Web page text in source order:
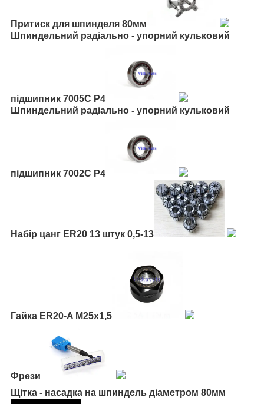
Притиск для шпинделя 80мм
Шпиндельний радіально - упорний кульковий
підшипник 7005С P4
Шпиндельний радіально - упорний кульковий
підшипник 7002С P4
Набір цанг ER20 13 штук 0,5-13
Гайка ER20-A М25х1,5
Фрези
Щітка - насадка на шпиндель діаметром 80мм